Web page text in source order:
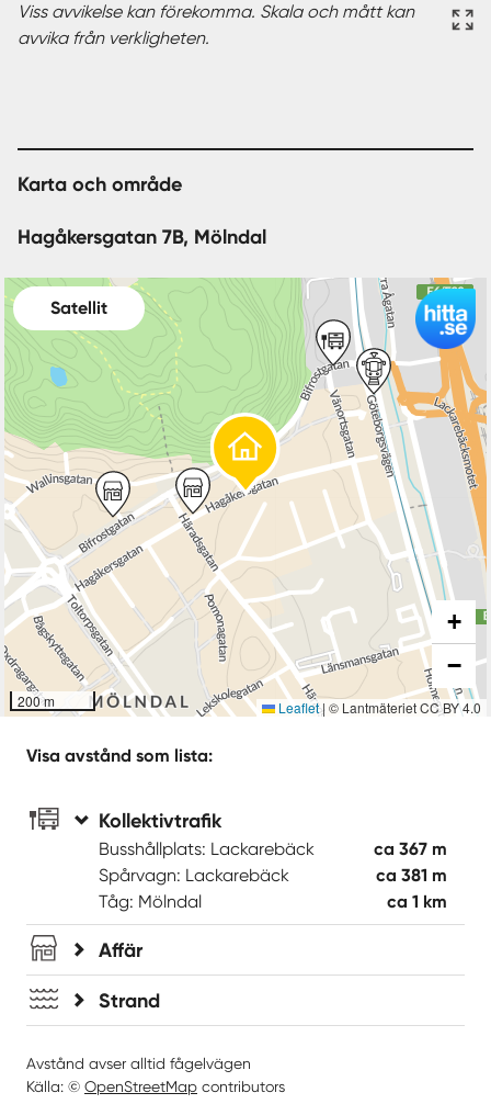
Viss avvikelse kan förekomma. Skala och mått kan
avvika från verkligheten.
Karta och område
Hagåkersgatan 7B, Mölndal
Satellit
200 m
+
−
Leaflet| © Lantmäteriet CC BY 4.0
Visa avstånd som lista:
Kollektivtrafik
Busshållplats: Lackarebäck
ca 367 m
Spårvagn: Lackarebäck
ca 381 m
Tåg: Mölndal
ca 1 km
Affär
Strand
Avstånd avser alltid fågelvägen
Källa: © OpenStreetMap contributors